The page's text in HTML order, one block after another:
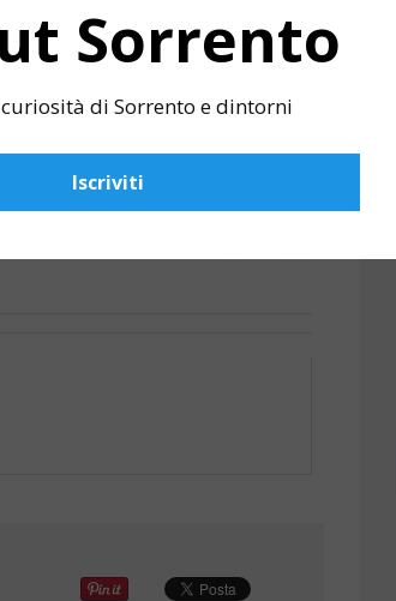
Sorrento
curiosità di Sorrento e dintorni
Iscriviti